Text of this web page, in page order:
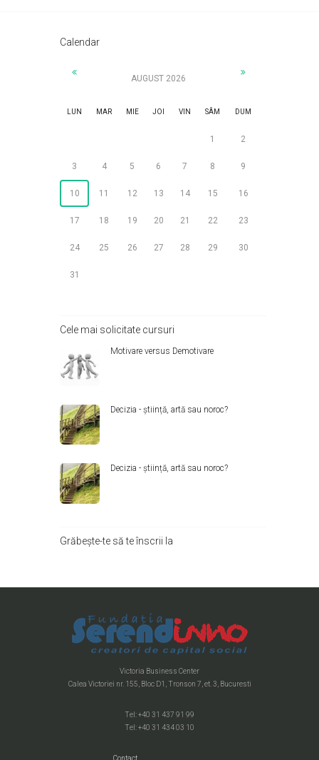
Calendar
AUGUST 2026
LUN MAR MIE JOI VIN SÂM DUM
1 2
3 4 5 6 7 8 9
10 11 12 13 14 15 16
17 18 19 20 21 22 23
24 25 26 27 28 29 30
31
Cele mai solicitate cursuri
Motivare versus Demotivare
Decizia - știință, artă sau noroc?
Decizia - știință, artă sau noroc?
Grăbește-te să te înscrii la
Victoria Business Center
Calea Victoriei nr. 155, Bloc D1, Tronson 7, et. 3, Bucuresti
Tel: +40 31 437 91 99
Tel: +40 31 434 03 10